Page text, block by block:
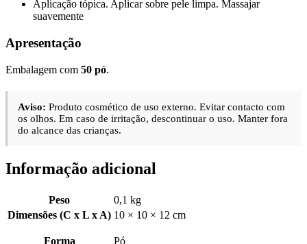
Aplicação tópica. Aplicar sobre pele limpa. Massajar
suavemente
Apresentação
Embalagem com 50 pó.
Aviso: Produto cosmético de uso externo. Evitar contacto com
os olhos. Em caso de irritação, descontinuar o uso. Manter fora
do alcance das crianças.
Informação adicional
Peso
0,1 kg
Dimensões (C x L x A) 10 × 10 × 12 cm
Forma Pó